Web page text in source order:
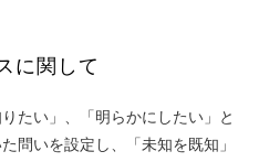
に関して
たい」、「明らかにしたい」と
問いを設定し、「未知を既知」